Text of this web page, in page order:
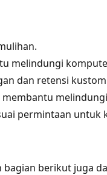
melindungi
dan retensi
permintaan untuk
bagian berikut juga